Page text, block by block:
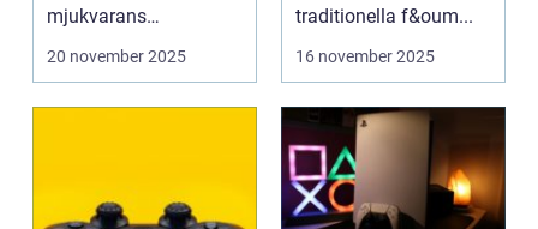
mjukvarans
anpassningsför...
20 november 2025
traditionella f&oum...
16 november 2025